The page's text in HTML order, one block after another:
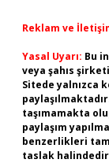
Reklam ve
Yasal Uyarı: Bu
veya şahıs
Sitede yalnızca
taşımamakta
paylaşım
benzerlikleri
taslak